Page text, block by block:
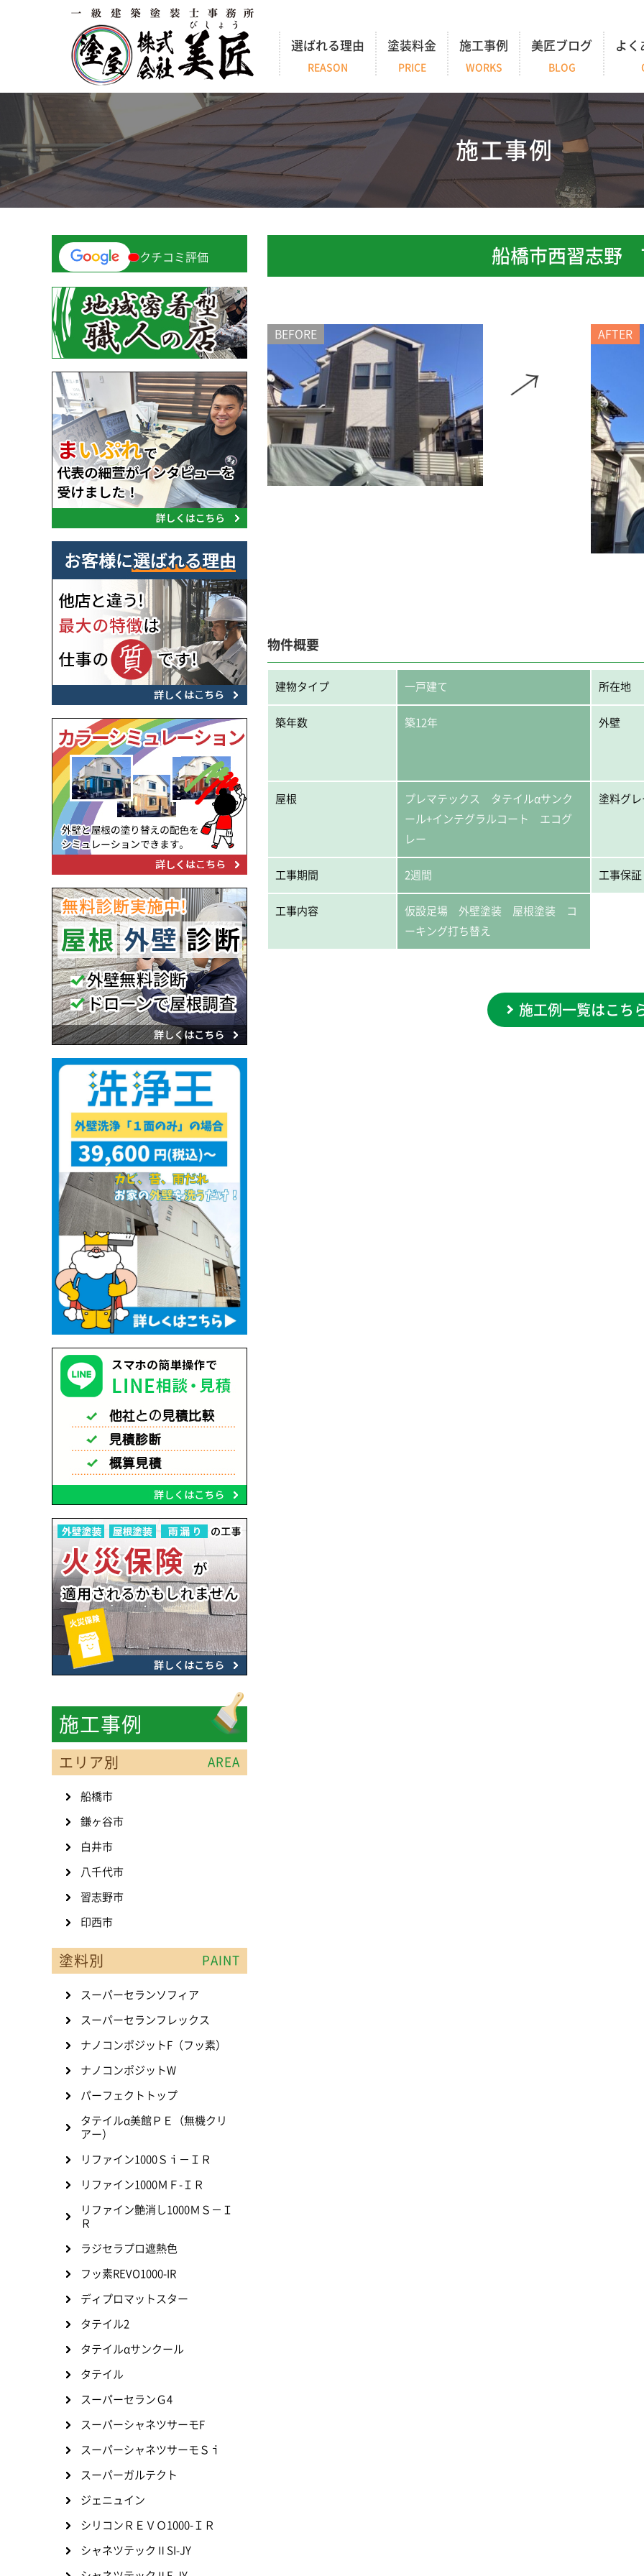
選ばれる理由
REASON
塗装料金
PRICE
施工事例
WORKS
美匠ブログ
BLOG
よく
施工事例
船橋市西習志野
BEFORE AFTER
物件概要
建物タイプ 一戸建て 所在地
築年数 築12年 外壁
屋根
プレマテックス タテイルαサンク
ール+インテグラルコート エコグ
レー
塗料グ
工事期間 2週間 工事保証
工事内容
仮設足場 外壁塗装 屋根塗装 コ
ーキング打ち替え
施工例一覧はこち
クチコミ評価
施工事例
エリア別 AREA
船橋市
鎌ヶ谷市
白井市
八千代市
習志野市
印西市
塗料別 PAINT
スーパーセランソフィア
スーパーセランフレックス
ナノコンポジットF（フッ素）
ナノコンポジットW
パーフェクトトップ
タテイルα美館ＰＥ（無機クリ
アー）
リファイン1000Ｓｉ－ＩＲ
リファイン1000ＭＦ-ＩＲ
リファイン艶消し1000ＭＳ－Ｉ
Ｒ
ラジセラプロ遮熱色
フッ素REVO1000-IR
ディプロマットスター
タテイル2
タテイルαサンクール
タテイル
スーパーセランＧ4
スーパーシャネツサーモF
スーパーシャネツサーモＳｉ
スーパーガルテクト
ジェニュイン
シリコンＲＥＶＯ1000-ＩＲ
シャネツテックⅡSI-JY